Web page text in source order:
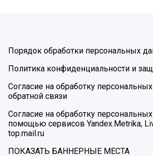
Порядок обработки персональных
Политика конфиденциальности и
Согласие на обработку
обратной связи
Согласие на обработку
помощью сервисов Yandex.Metrika,
top.mail.ru
ПОКАЗАТЬ БАННЕРНЫЕ МЕСТА